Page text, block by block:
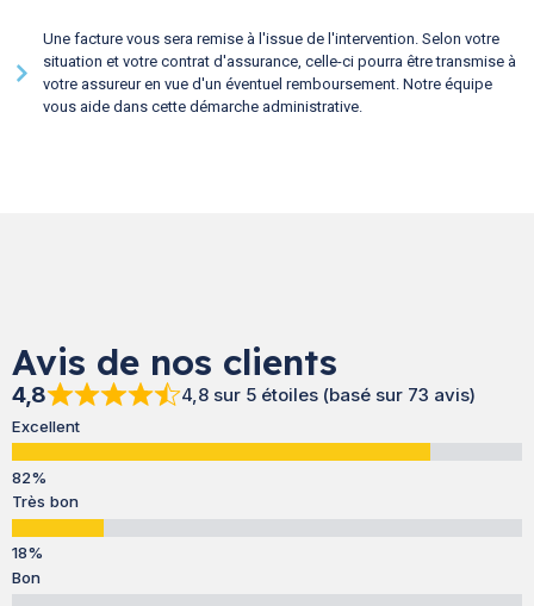
Une facture vous sera remise à l'issue de l'intervention. Selon votre
situation et votre contrat d'assurance, celle-ci pourra être transmise à
votre assureur en vue d'un éventuel remboursement. Notre équipe
vous aide dans cette démarche administrative.
Avis de nos clients
4,8 4,8 sur 5 étoiles (basé sur 73 avis)
Excellent
Très bon
Bon